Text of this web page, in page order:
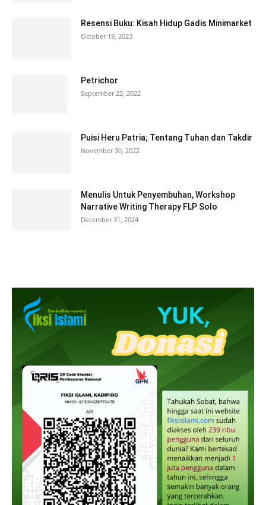
Resensi Buku: Kisah Hidup Gadis Minimarket
October 19, 2023
Petrichor
September 22, 2022
Puisi Heru Patria; Tentang Tuhan dan Takdir
November 30, 2022
Menulis Untuk Penyembuhan, Workshop
Narrative Writing Therapy FLP Solo
December 31, 2024